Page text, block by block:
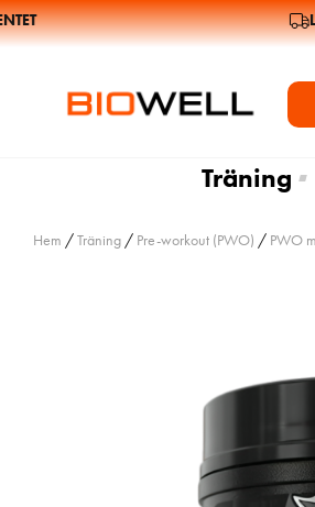
Träning
Hem /Träning / Pre-workout (PWO) / PWO